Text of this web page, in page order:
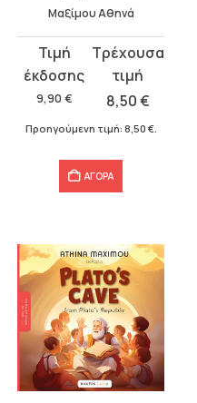
Μαξίμου Αθηνά
9,90 €
Original
price
was:
9,90 €.
8,50€
τρέχουσα
τιμή
είναι:
Προηγούμενη τιμή: 8,50 €.
ΑΓΟΡΑ